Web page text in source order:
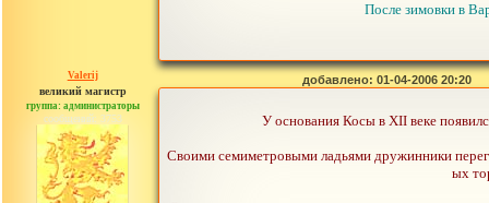
После зимовки в
Valerij
великий магистр
группа: администраторы
сообщений: 3753
добавлено: 01-04-2006 20:20
У основания Косы в XII веке
Своими семиметровыми ладьями дружинники
ых